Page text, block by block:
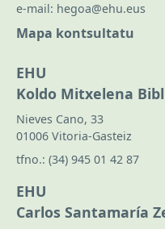
e-mail: hegoa@ehu.eus
Mapa kontsultatu
EHU
Koldo Mitxelena
Nieves Cano, 33
01006 Vitoria-Gasteiz
tfno.: (34) 945 01 42 87
EHU
Carlos Santamaría